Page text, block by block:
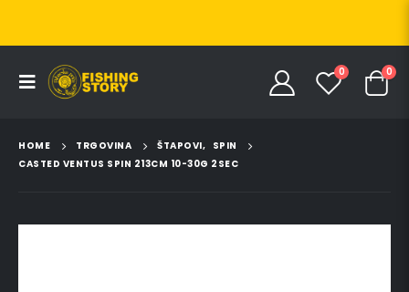
0 0
HOME TRGOVINA ŠTAPOVI, SPIN
CASTED VENTUS SPIN 213CM 10-30G 2SEC